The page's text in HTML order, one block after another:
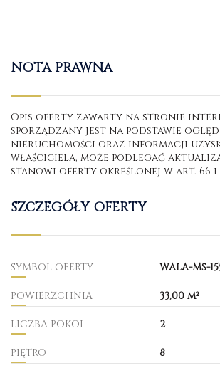
NOTA PRAWNA
Opis oferty zawarty na stronie
sporządzany jest na podstawie
nieruchomości oraz informacji
właściciela, może podlegać
stanowi oferty określonej w art. 66 i
SZCZEGÓŁY OFERTY
SYMBOL OFERTY WALA-MS-
POWIERZCHNIA 33,00 m²
LICZBA POKOI 2
PIĘTRO 8